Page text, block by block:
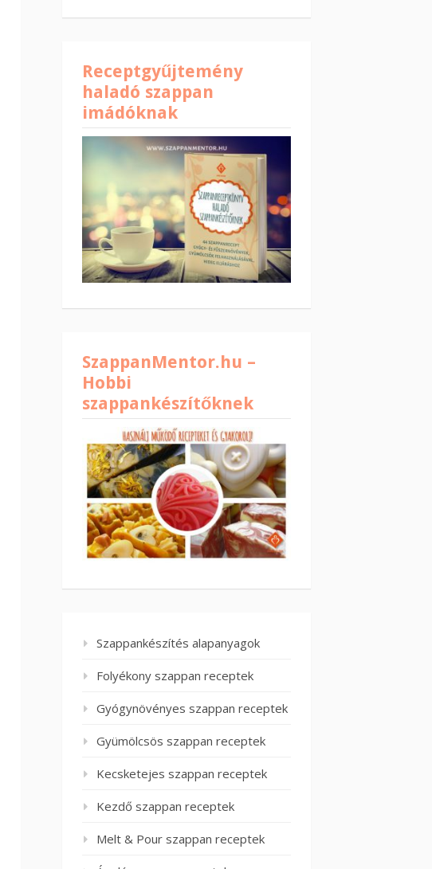
Receptgyűjtemény
haladó szappan
imádóknak
SzappanMentor.hu –
Hobbi
szappankészítőknek
Szappankészítés alapanyagok
Folyékony szappan receptek
Gyógynövényes szappan receptek
Gyümölcsös szappan receptek
Kecsketejes szappan receptek
Kezdő szappan receptek
Melt & Pour szappan receptek